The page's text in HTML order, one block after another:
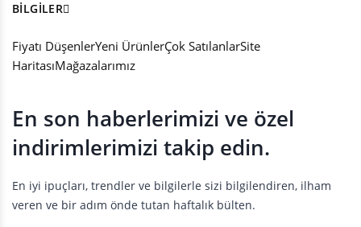
BILGILER
Fiyatı DüşenlerYeni ÜrünlerÇok SatılanlarSite
HaritasıMağazalarımız
En son haberlerimizi ve özel
indirimlerimizi takip edin.
En iyi ipuçları, trendler ve bilgilerle sizi bilgilendiren, ilham
veren ve bir adım önde tutan haftalık bülten.